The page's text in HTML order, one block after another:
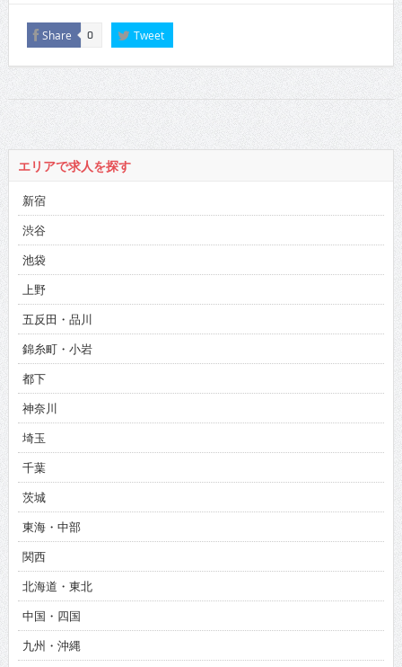
Share 0 Tweet
エリアで求人を探す
新宿
渋谷
池袋
上野
五反田・品川
錦糸町・小岩
都下
神奈川
埼玉
千葉
茨城
東海・中部
関西
北海道・東北
中国・四国
九州・沖縄